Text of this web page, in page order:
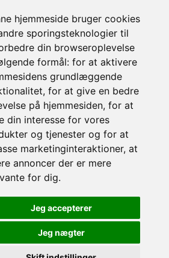
hjemmeside bruger cookies
sporingsteknologier til
din browseroplevelse
formål: for at aktivere
grundlæggende
, for at give en bedre
på hjemmesiden, for at
din interesse for vores
og tjenester og for at
marketinginteraktioner, at
annoncer der er mere
for dig.
Jeg accepterer
Jeg nægter
9.00-17.30
9.00-17.30
9.00-17.30
9.00-17.30
efter aftale
& 42